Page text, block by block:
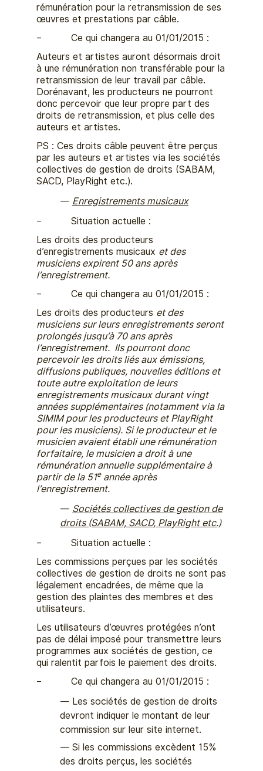
rémunération pour la retransmission de ses
œuvres et prestations par câble.
– Ce qui changera au 01/01/2015 :
Auteurs et artistes auront désormais droit
à une rémunération non transférable pour la
retransmission de leur travail par câble.
Dorénavant, les producteurs ne pourront
donc percevoir que leur propre part des
droits de retransmission, et plus celle des
auteurs et artistes.
PS : Ces droits câble peuvent être perçus
par les auteurs et artistes via les sociétés
collectives de gestion de droits (SABAM,
SACD, PlayRight etc.).
Enregistrements musicaux
– Situation actuelle :
Les droits des producteurs
d’enregistrements musicaux et des
musiciens expirent 50 ans après
l’enregistrement.
– Ce qui changera au 01/01/2015 :
Les droits des producteurs et des
musiciens sur leurs enregistrements seront
prolongés jusqu’à 70 ans après
l’enregistrement. Ils pourront donc
percevoir les droits liés aux émissions,
diffusions publiques, nouvelles éditions et
toute autre exploitation de leurs
enregistrements musicaux durant vingt
années supplémentaires (notamment via la
SIMIM pour les producteurs et PlayRight
pour les musiciens). Si le producteur et le
musicien avaient établi une rémunération
forfaitaire, le musicien a droit à une
rémunération annuelle supplémentaire à
partir de la 51eannée après
l’enregistrement.
Sociétés collectives de gestion de
droits (SABAM, SACD, PlayRight etc.)
– Situation actuelle :
Les commissions perçues par les sociétés
collectives de gestion de droits ne sont pas
légalement encadrées, de même que la
gestion des plaintes des membres et des
utilisateurs.
Les utilisateurs d’œuvres protégées n’ont
pas de délai imposé pour transmettre leurs
programmes aux sociétés de gestion, ce
qui ralentit parfois le paiement des droits.
– Ce qui changera au 01/01/2015 :
Les sociétés de gestion de droits
devront indiquer le montant de leur
commission sur leur site internet.
Si les commissions excèdent 15%
des droits perçus, les sociétés